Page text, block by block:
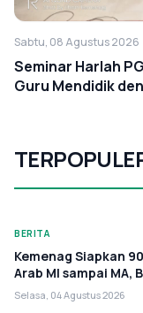
Sabtu, 08 Agustus 2026
Seminar Harlah
Guru Mendidik
BERITA
Kemenag Siapkan
Arab MI sampai MA,
Selasa, 04 Agustus 2026